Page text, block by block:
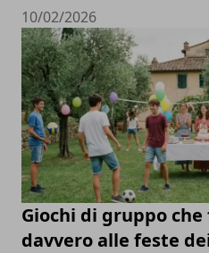
10/02/2026
Giochi di gruppo
davvero alle feste